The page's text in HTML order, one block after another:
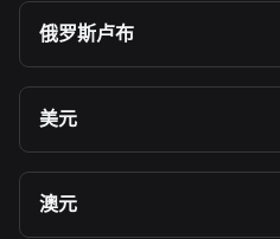
俄罗斯卢布
美元
澳元